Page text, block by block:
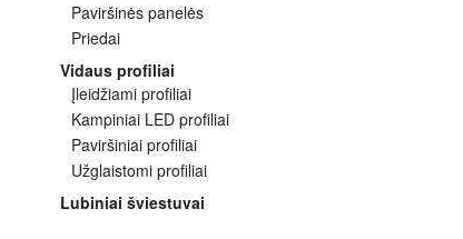
Paviršinės panelės
Priedai
Vidaus profiliai
Įleidžiami profiliai
Kampiniai LED profiliai
Paviršiniai profiliai
Užglaistomi profiliai
Lubiniai šviestuvai